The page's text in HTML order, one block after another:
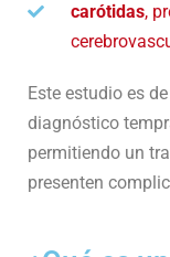
carótidas,
Este estudio es
diagnóstico
permitiendo un
presenten